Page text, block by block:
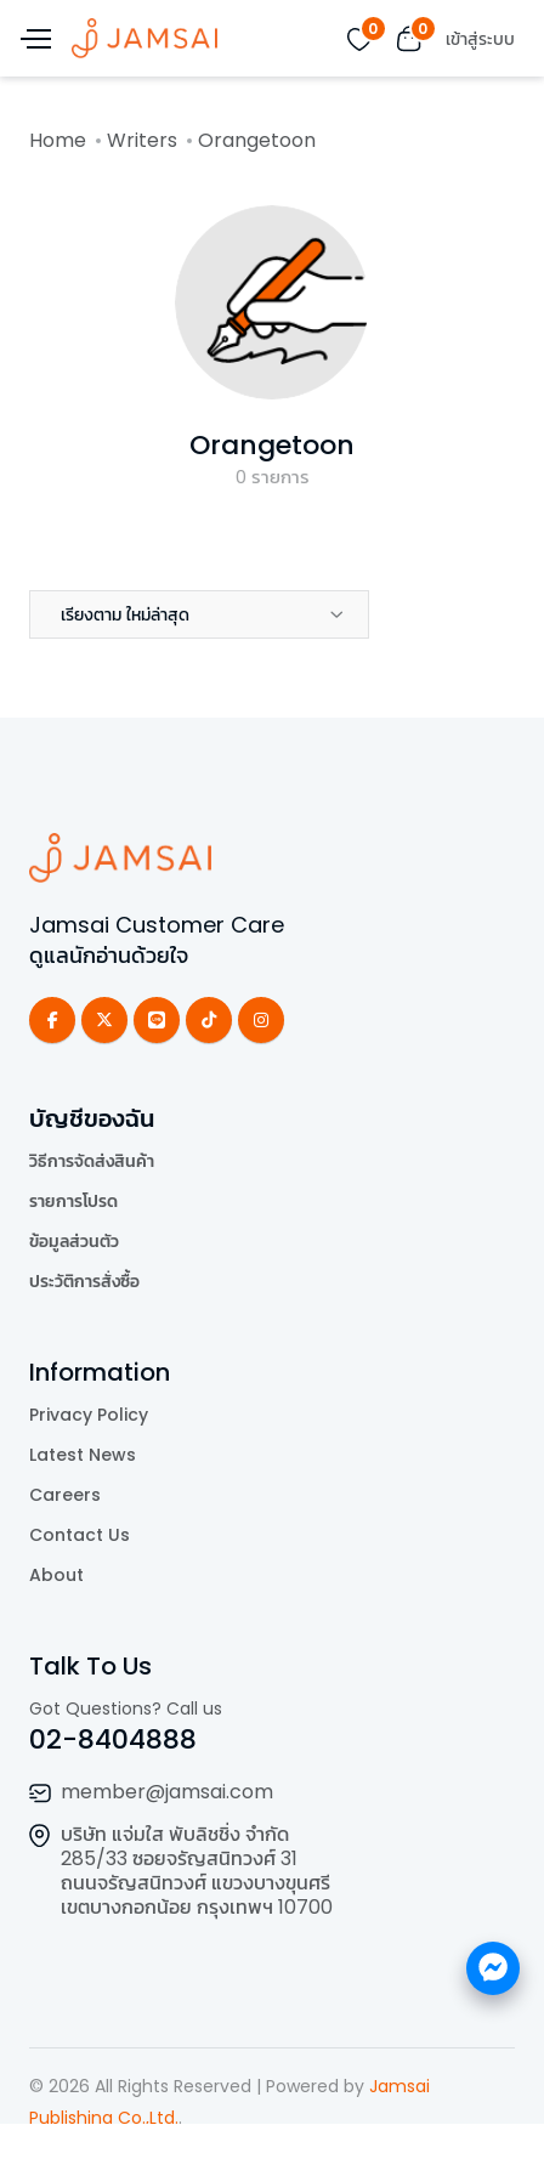
0 0 เข้าสู่ระบบ
Home Writers Orangetoon
Orangetoon
0 รายการ
เรียงตาม ใหม่ล่าสุด
Jamsai Customer Care
ดูแลนักอ่านด้วยใจ
บัญชีของฉัน
วิธีการจัดส่งสินค้า
รายการโปรด
ข้อมูลส่วนตัว
ประวัติการสั่งซื้อ
Information
Privacy Policy
Latest News
Careers
Contact Us
About
Talk To Us
Got Questions? Call us
02-8404888
member@jamsai.com
บริษัท แจ่มใส พับลิชชิ่ง จำกัด
285/33 ซอยจรัญสนิทวงศ์ 31
ถนนจรัญสนิทวงศ์ แขวงบางขุนศรี
เขตบางกอกน้อย กรุงเทพฯ 10700
© 2026 All Rights Reserved | Powered by Jamsai
Publishing Co.,Ltd..